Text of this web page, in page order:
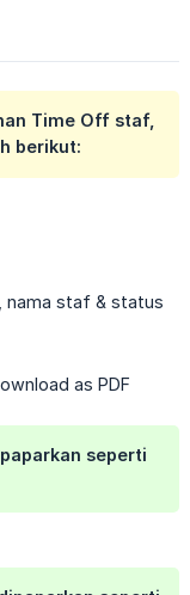
Time Off staf,
berikut:
nama staf & status
as PDF
seperti